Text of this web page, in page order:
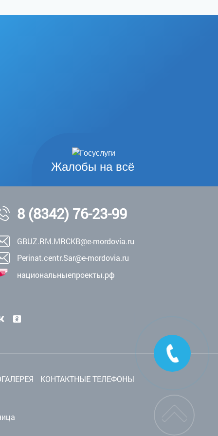
Жалобы на всё
8 (8342) 76-23-99
GBUZ.RM.MRCKB@e-mordovia.ru
Perinat.centr.Sar@e-mordovia.ru
национальныепроекты.рф
КОНТАКТНЫЕ ТЕЛЕФОНЫ